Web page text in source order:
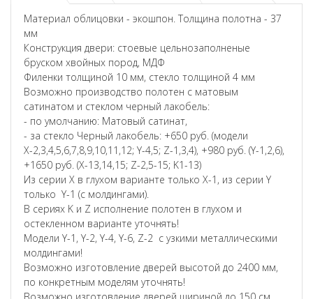
Материал облицовки - экошпон. Толщина полотна - 37
мм
Конструкция двери: стоевые цельнозаполненые
бруском хвойных пород, МДФ
Филенки толщиной 10 мм, стекло толщиной 4 мм
Возможно производство полотен с матовым
сатинатом и стеклом черный лакобель:
- по умолчанию: Матовый сатинат,
- за стекло Черный лакобель: +650 руб. (модели
Х-2,3,4,5,6,7,8,9,10,11,12; Y-4,5; Z-1,3,4), +980 руб. (Y-1,2,6),
+1650 руб. (X-13,14,15; Z-2,5-15; K1-13)
Из серии X в глухом варианте только X-1, из серии Y
только Y-1 (с молдингами).
В сериях K и Z исполнение полотен в глухом и
остекленном варианте уточнять!
Модели Y-1, Y-2, Y-4, Y-6, Z-2 с узкими металлическими
молдингами!
Возможно изготовление дверей высотой до 2400 мм,
по конкретным моделям уточнять!